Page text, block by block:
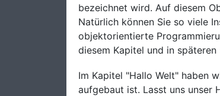
bezeichnet wird. Auf diesem
Natürlich können Sie so viele
objektorientierte
diesem Kapitel und in
Im Kapitel "Hallo Welt" haben
aufgebaut ist. Lasst uns unser